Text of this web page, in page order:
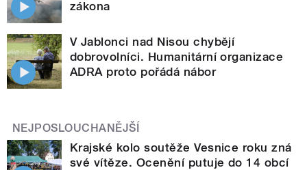
zákona
V Jablonci nad Nisou chybějí
dobrovolníci. Humanitární organizace
ADRA proto pořádá nábor
NEJPOSLOUCHANĚJŠÍ
Krajské kolo soutěže Vesnice roku zná
své vítěze. Ocenění putuje do 14 obcí